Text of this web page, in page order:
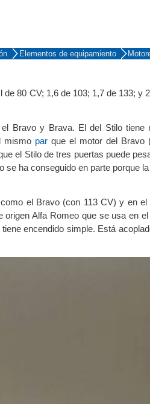
Elementos de equipamiento
80 CV; 1,6 de 103; 1,7 de 133; y
Bravo y Brava. El del Stilo tiene
mismo par que el motor del Bravo
el Stilo de tres puertas puede
se ha conseguido en parte porque la
el Bravo (con 113 CV) y en
origen Alfa Romeo que se usa en
encendido simple. Está